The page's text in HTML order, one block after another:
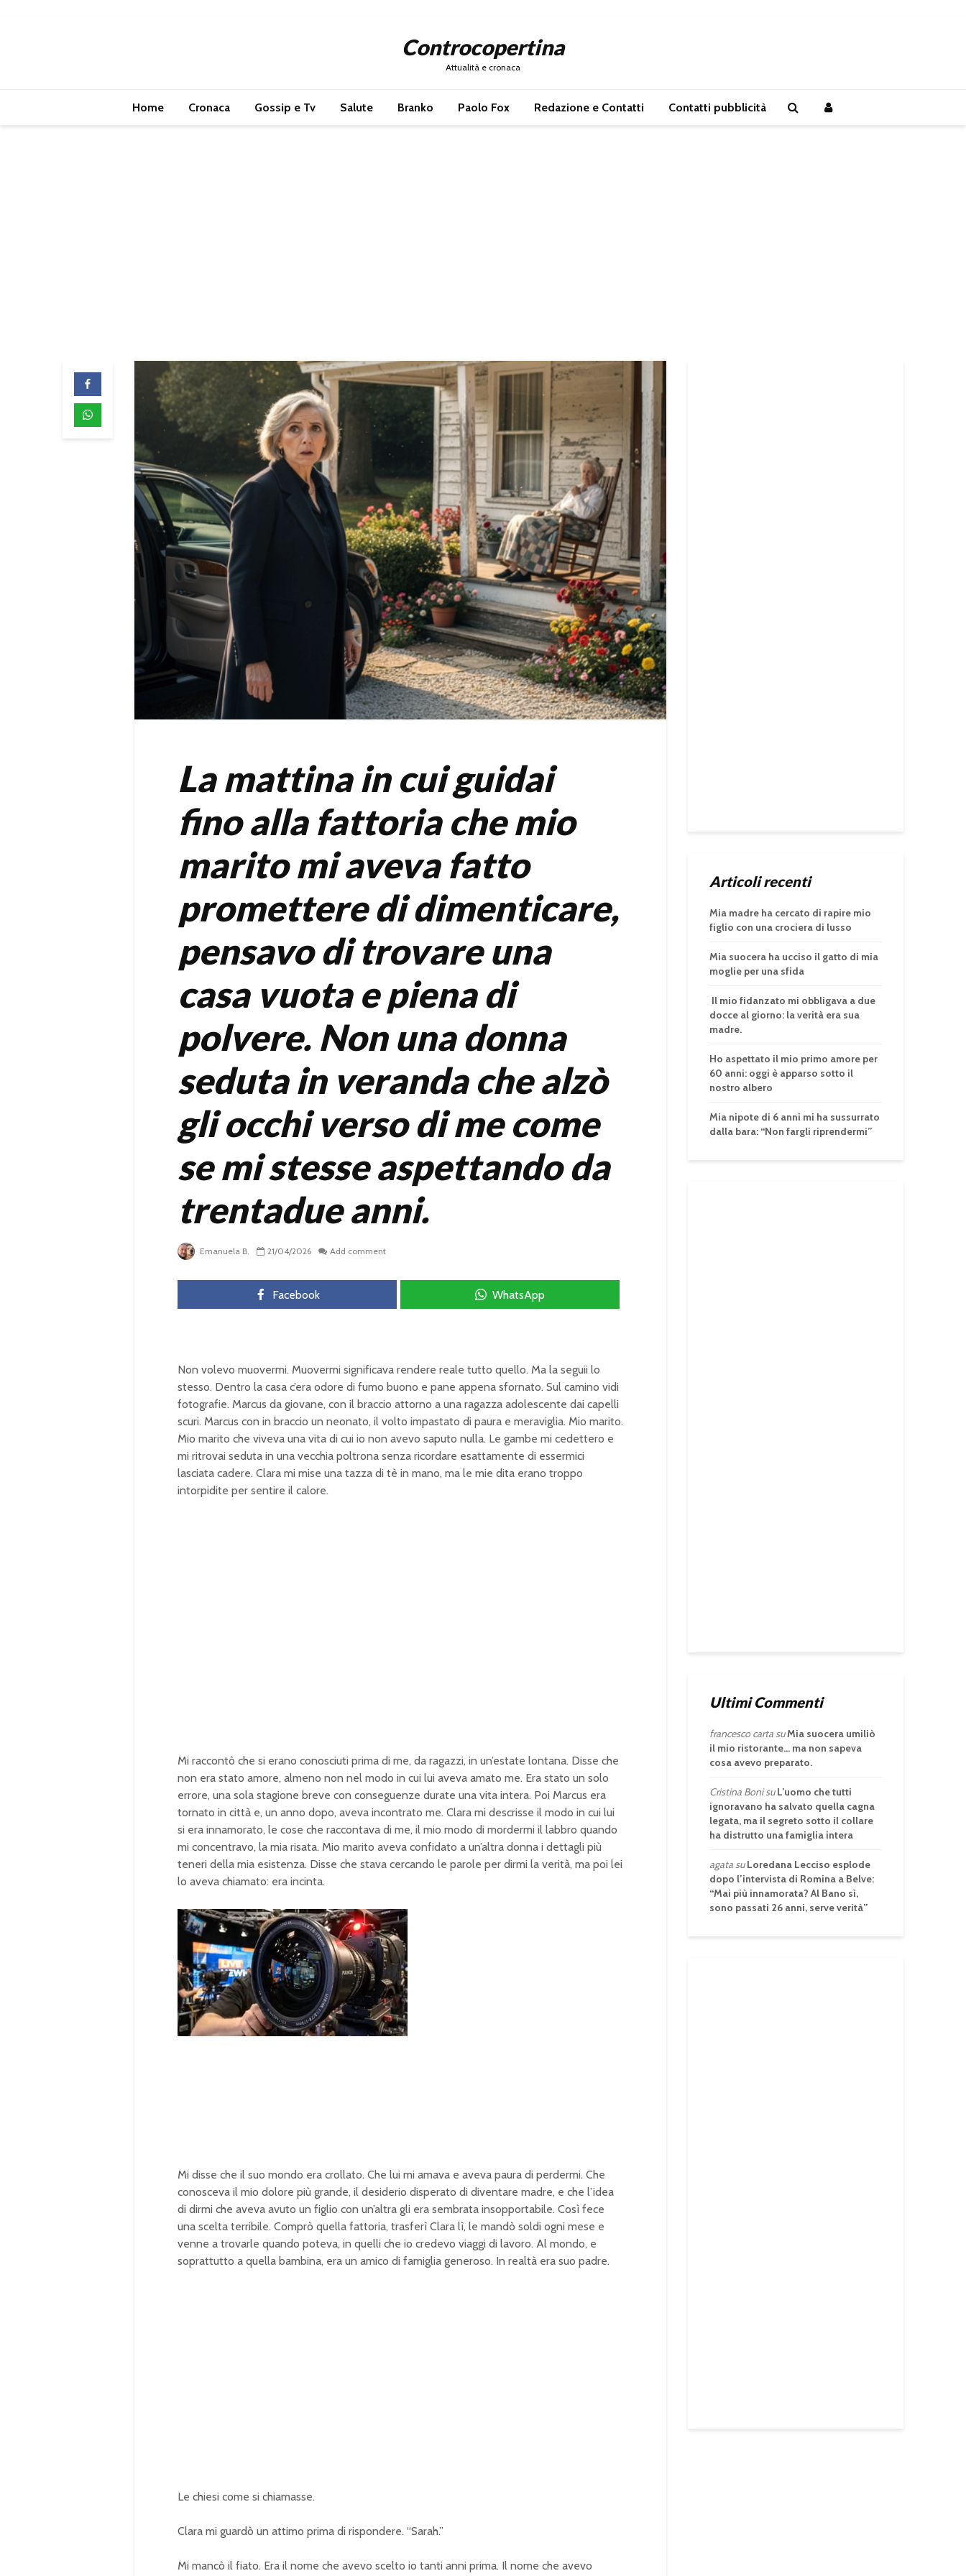
Controcopertina
Attualità e cronaca
Home Cronaca Gossip e Tv Salute Branko Paolo Fox Redazione e Contatti Contatti pubblicità
La mattina in cui guidai
fino alla fattoria che mio
marito mi aveva fatto
promettere di dimenticare,
pensavo di trovare una
casa vuota e piena di
polvere. Non una donna
seduta in veranda che alzò
gli occhi verso di me come
se mi stesse aspettando da
trentadue anni.
Emanuela B. 21/04/2026 Add comment
Facebook WhatsApp
Non volevo muovermi. Muovermi significava rendere reale tutto quello. Ma la seguii lo
stesso. Dentro la casa c’era odore di fumo buono e pane appena sfornato. Sul camino vidi
fotografie. Marcus da giovane, con il braccio attorno a una ragazza adolescente dai capelli
scuri. Marcus con in braccio un neonato, il volto impastato di paura e meraviglia. Mio marito.
Mio marito che viveva una vita di cui io non avevo saputo nulla. Le gambe mi cedettero e
mi ritrovai seduta in una vecchia poltrona senza ricordare esattamente di essermici
lasciata cadere. Clara mi mise una tazza di tè in mano, ma le mie dita erano troppo
intorpidite per sentire il calore.
Mi raccontò che si erano conosciuti prima di me, da ragazzi, in un’estate lontana. Disse che
non era stato amore, almeno non nel modo in cui lui aveva amato me. Era stato un solo
errore, una sola stagione breve con conseguenze durate una vita intera. Poi Marcus era
tornato in città e, un anno dopo, aveva incontrato me. Clara mi descrisse il modo in cui lui
si era innamorato, le cose che raccontava di me, il mio modo di mordermi il labbro quando
mi concentravo, la mia risata. Mio marito aveva confidato a un’altra donna i dettagli più
teneri della mia esistenza. Disse che stava cercando le parole per dirmi la verità, ma poi lei
lo aveva chiamato: era incinta.
U
n
m
L
o
Mi disse che il suo mondo era crollato. Che lui mi amava e aveva paura di perdermi. Che
conosceva il mio dolore più grande, il desiderio disperato di diventare madre, e che l’idea
di dirmi che aveva avuto un figlio con un’altra gli era sembrata insopportabile. Così fece
una scelta terribile. Comprò quella fattoria, trasferì Clara lì, le mandò soldi ogni mese e
venne a trovarle quando poteva, in quelli che io credevo viaggi di lavoro. Al mondo, e
soprattutto a quella bambina, era un amico di famiglia generoso. In realtà era suo padre.
Le chiesi come si chiamasse.
Clara mi guardò un attimo prima di rispondere. “Sarah.”
Mi mancò il fiato. Era il nome che avevo scelto io tanti anni prima. Il nome che avevo
Articoli recenti
Mia madre ha cercato di rapire mio
figlio con una crociera di lusso
Mia suocera ha ucciso il gatto di mia
moglie per una sfida
Il mio fidanzato mi obbligava a due
docce al giorno: la verità era sua
madre.
Ho aspettato il mio primo amore per
60 anni: oggi è apparso sotto il
nostro albero
Mia nipote di 6 anni mi ha sussurrato
dalla bara: “Non fargli riprendermi”
Ultimi Commenti
francesco cartasuMia suocera umiliò
il mio ristorante… ma non sapeva
cosa avevo preparato.
Cristina BonisuL’uomo che tutti
ignoravano ha salvato quella cagna
legata, ma il segreto sotto il collare
ha distrutto una famiglia intera
agatasuLoredana Lecciso esplode
dopo l’intervista di Romina a Belve:
“Mai più innamorata? Al Bano sì,
sono passati 26 anni, serve verità”